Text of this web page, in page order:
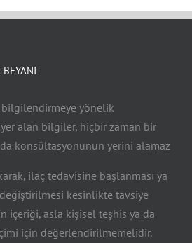
yönelik
yer alan bilgiler, hiçbir zaman bir
konsültasyonunun yerini alamaz
ilaç tedavisine başlanması ya
kesinlikte tavsiye
içeriği, asla kişisel teşhis ya da
için değerlendirilmemelidir.